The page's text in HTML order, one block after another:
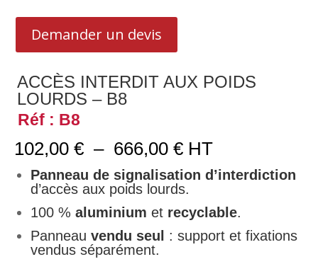
Demander un devis
ACCÈS INTERDIT AUX POIDS
LOURDS – B8
Réf : B8
102,00€ – 666,00€Plage
de
prix :
102,00 €
à
666,00 €
HT
Panneau de signalisation d’interdiction
d’accès aux poids lourds.
100 %aluminiumet recyclable.
Panneau vendu seul
: support et fixations
vendus séparément.